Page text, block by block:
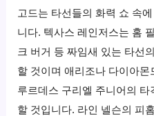
고드는 타선들의 화력 쇼 속
니다. 텍사스 레인저스는 홈
크 버거 등 짜임새 있는 타선
할 것이며 애리조나 다이아
루르데스 구리엘 주니어의
할 것입니다. 라인 넬슨의 피